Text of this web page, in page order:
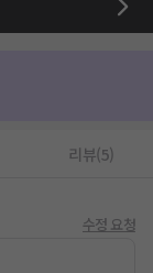
리뷰(5)
수정 요청